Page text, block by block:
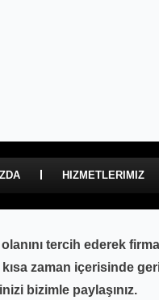
HIZMETLERIMIZ
tercih ederek
zaman içerisinde
bizimle paylaşınız.